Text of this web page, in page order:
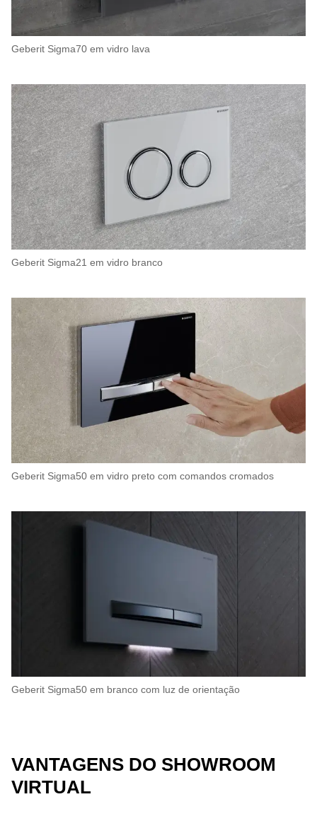
Geberit Sigma70 em vidro lava
Geberit Sigma21 em vidro branco
Geberit Sigma50 em vidro preto com comandos cromados
Geberit Sigma50 em branco com luz de orientação
VANTAGENS DO SHOWROOM
VIRTUAL